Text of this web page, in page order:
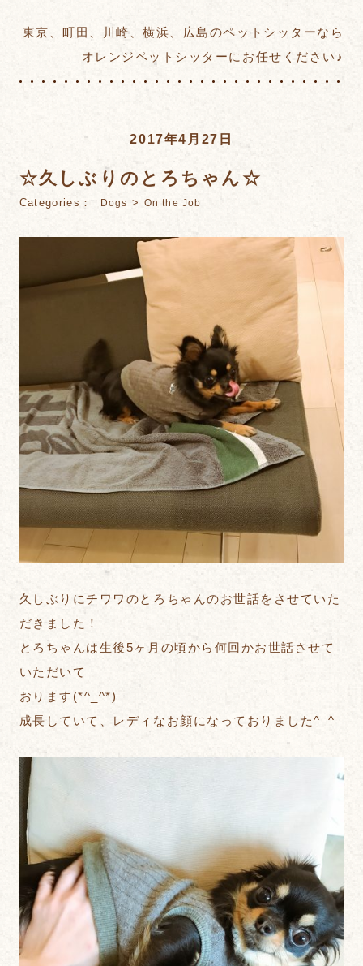
東京、町田、川崎、横浜、広島のペットシッターなら
オレンジペットシッターにお任せください♪
2017年4月27日
☆久しぶりのとろちゃん☆
Categories： Dogs > On the Job
久しぶりにチワワのとろちゃんのお世話をさせていた
だきました！
とろちゃんは生後5ヶ月の頃から何回かお世話させて
いただいて
おります(*^_^*)
成長していて、レディなお顔になっておりました^_^